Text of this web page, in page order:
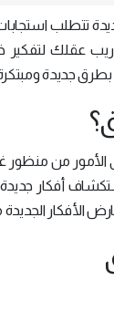
تتطلب
عقلك
بطرق جديدة
الأمور من منظور
أفكار
الأفكار